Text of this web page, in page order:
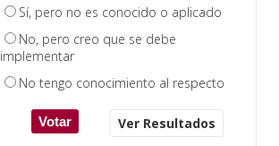
Sí, pero no es conocido o aplicado
No, pero creo que se debe
implementar
No tengo conocimiento al respecto
Ver Resultados